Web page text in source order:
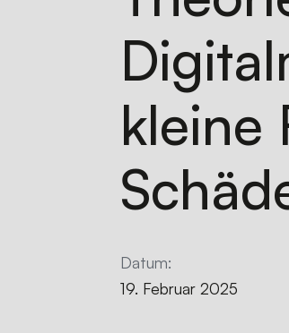
kleine
Datum:
19. Februar 2025